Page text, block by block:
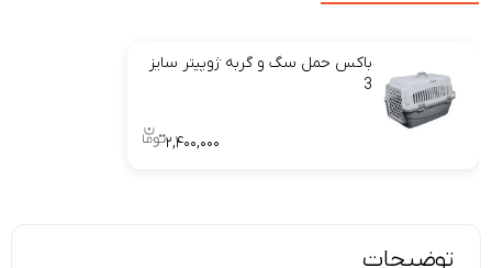
باکس حمل سگ و گربه ژوپیتر سایز
3
۲,۴۰۰,۰۰۰
توضیحات